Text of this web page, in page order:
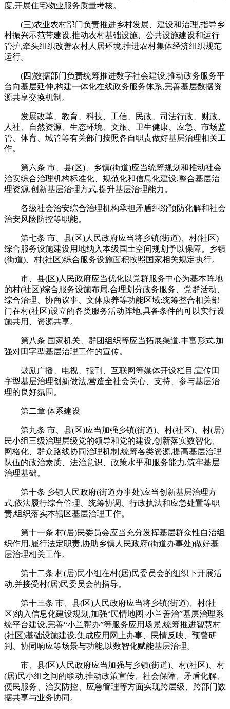
度,开展住宅物业服务质量考核。
(三)农业农村部门负责推进乡村发展、建设和治理,指导乡
村振兴示范带建设,推动农村基础设施、公共设施建设和运行
管护,牵头组织改善农村人居环境,推进农村集体经济组织规范
运行。
(四)数据部门负责统筹推进数字社会建设,推动政务服务平
台向基层延伸,构建一体化在线政务服务体系,完善基层数据资
源共享交换机制。
发展改革、教育、科技、工信、民政、司法行政、财政、
人社、自然资源、生态环境、文旅、卫生健康、应急、市场监
管、体育、城管等有关部门按照各自职责做好基层治理相关工
作。
第六条 市、县(区)、乡镇(街道)应当统筹规划和推动社会
治安综合治理机构标准化、规范化和信息化建设,整合基层治
理资源,创新基层治理方式,提升基层治理能力。
各级社会治安综合治理机构承担矛盾纠纷预防化解和社会
治安风险防控等职能。
第七条 市、县(区)人民政府应当将乡镇(街道)、村(社区)
综合服务设施建设用地纳入本级国土空间规划予以保障。乡镇
(街道)、村(社区)综合服务设施面积按照国家相关规定执行。
市、县(区)人民政府应当优化以党群服务中心为基本阵地
的村(社区)综合服务设施布局,合理划分政务服务、党群活动、
综合治理、协商议事、文体康养等功能区域;统筹整合相关部
门在村(社区)设立的各类服务活动阵地,具备条件的可以实行设
施共用、资源共享。
第八条 国家机关、群团组织等应当拓展渠道,丰富形式,加
强对田字型基层治理工作的宣传。
鼓励广播、电视、报刊、互联网等媒体开设栏目,宣传田
字型基层治理创新做法,营造全社会关心、支持、参与基层治
理的良好氛围。
第二章 体系建设
第九条 市、县(区)应当加强乡镇(街道)、村(社区)、村(居)
民小组三级治理层级党的领导和党的建设,创新落实数智化、
网格化、群众路线协同治理机制,统筹各类资源,提高基层治理
队伍的政治素质、法治意识、政策水平和服务能力,筑牢基层
治理基础。
第十条 乡镇人民政府(街道办事处)应当创新基层治理方
式,依法履行综合管理、统筹协调、行政执法和应急处置等职
责,组织落实本辖区基层治理工作。
第十一条 村(居)民委员会应当充分发挥基层群众性自治组
织作用,履行法定职责,协助乡镇人民政府(街道办事处)做好基
层治理相关工作。
第十二条 村(居)民小组在村(居)民委员会的组织下开展活
动,并接受村(居)民委员会的指导。
第十三条 市、县(区)人民政府应当将乡镇(街道)、村(社
区)纳入信息化建设规划,加强“民情地图·小兰善治”基层治理系
统平台建设,完善“小兰帮办”等服务应用场景,统筹推进智慧村
(社区)基础设施建设,集成应用网上办事、民情反映、预警研
判、协同响应等场景与功能,以数智化赋能基层治理。
市、县(区)人民政府应当加强与乡镇(街道)、村(社区)、村
(居)民小组之间的联动,推动政策宣传、社会保障、矛盾化解、
便民服务、治安防控、应急管理等方面实现跨层级、跨部门数
据共享与业务协同。